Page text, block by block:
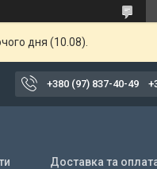
дня (10.08).
+380 (97) 837-40-49
Доставка та